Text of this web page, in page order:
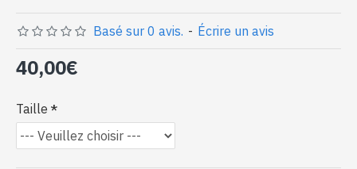
Basé sur 0 avis. - Écrire un avis
40,00€
Taille